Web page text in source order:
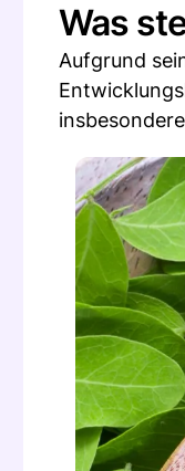
Was
Aufgrund